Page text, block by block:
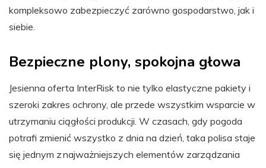
kompleksowo zabezpieczyć zarówno gospodarstwo, jak i
siebie.
Bezpieczne plony, spokojna głowa
Jesienna oferta InterRisk to nie tylko elastyczne pakiety i
szeroki zakres ochrony, ale przede wszystkim wsparcie w
utrzymaniu ciągłości produkcji. W czasach, gdy pogoda
potrafi zmienić wszystko z dnia na dzień, taka polisa staje
się jednym z najważniejszych elementów zarządzania